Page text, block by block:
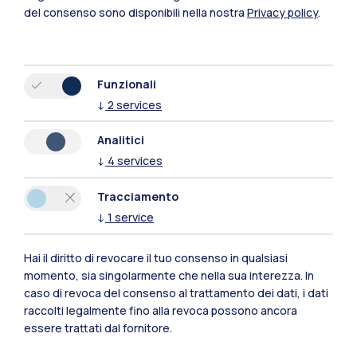
Mantova
Xi'an
Naviga il sito
Contattaci
del consenso sono disponibili nella nostra Privacy policy.
Funzionali
↓ 2 services
Analitici
↓ 4 services
Tracciamento
↓ 1 service
Hai il diritto di revocare il tuo consenso in qualsiasi
momento, sia singolarmente che nella sua interezza. In
caso di revoca del consenso al trattamento dei dati, i dati
raccolti legalmente fino alla revoca possono ancora
essere trattati dal fornitore.